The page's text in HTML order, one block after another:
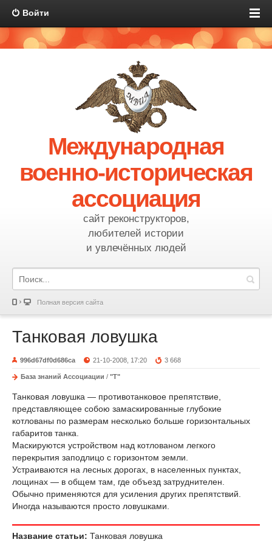
Войти
Международная
военно-историческая
ассоциация
сайт реконструкторов,
любителей истории
и увлечённых людей
Полная версия сайта
Танковая ловушка
996d67df0d686ca 21-10-2008, 17:20 3 668
База знаний Ассоциации / "Т"
Танковая ловушка — противотанковое препятствие,
представляющее собою замаскированные глубокие
котлованы по размерам несколько больше горизонтальных
габаритов танка.
Маскируются устройством над котлованом легкого
перекрытия заподлицо с горизонтом земли.
Устраиваются на лесных дорогах, в населенных пунктах,
лощинах — в общем там, где объезд затруднителен.
Обычно применяются для усиления других препятствий.
Иногда называются просто ловушками.
Название статьи: Танковая ловушка